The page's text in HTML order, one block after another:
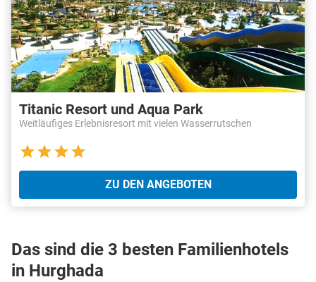
Titanic Resort und Aqua Park
Weitläufiges Erlebnisresort mit vielen Wasserrutschen
ZU DEN ANGEBOTEN
Das sind die 3 besten Familienhotels
in Hurghada